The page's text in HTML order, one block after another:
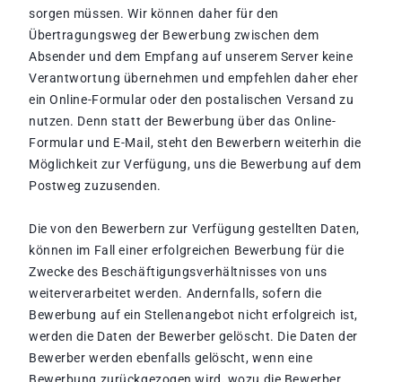
sorgen müssen. Wir können daher für den
Übertragungsweg der Bewerbung zwischen dem
Absender und dem Empfang auf unserem Server keine
Verantwortung übernehmen und empfehlen daher eher
ein Online-Formular oder den postalischen Versand zu
nutzen. Denn statt der Bewerbung über das Online-
Formular und E-Mail, steht den Bewerbern weiterhin die
Möglichkeit zur Verfügung, uns die Bewerbung auf dem
Postweg zuzusenden.
Die von den Bewerbern zur Verfügung gestellten Daten,
können im Fall einer erfolgreichen Bewerbung für die
Zwecke des Beschäftigungsverhältnisses von uns
weiterverarbeitet werden. Andernfalls, sofern die
Bewerbung auf ein Stellenangebot nicht erfolgreich ist,
werden die Daten der Bewerber gelöscht. Die Daten der
Bewerber werden ebenfalls gelöscht, wenn eine